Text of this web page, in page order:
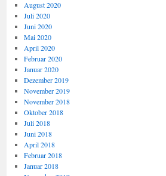
August 2020
Juli 2020
Juni 2020
Mai 2020
April 2020
Februar 2020
Januar 2020
Dezember 2019
November 2019
November 2018
Oktober 2018
Juli 2018
Juni 2018
April 2018
Februar 2018
Januar 2018